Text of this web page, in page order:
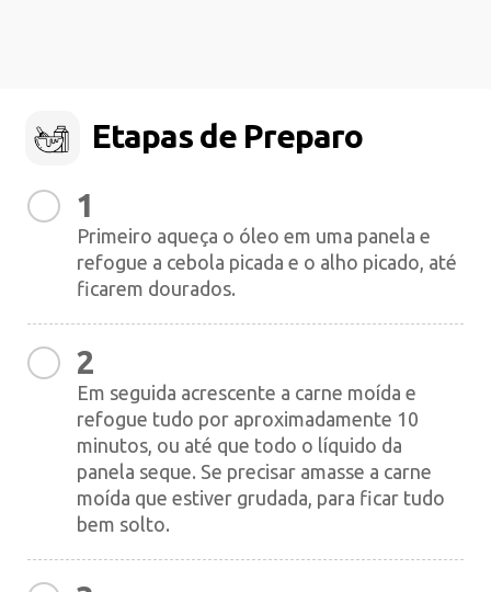
Etapas de Preparo
1
Primeiro aqueça o óleo em uma panela e
refogue a cebola picada e o alho picado, até
ficarem dourados.
2
Em seguida acrescente a carne moída e
refogue tudo por aproximadamente 10
minutos, ou até que todo o líquido da
panela seque. Se precisar amasse a carne
moída que estiver grudada, para ficar tudo
bem solto.